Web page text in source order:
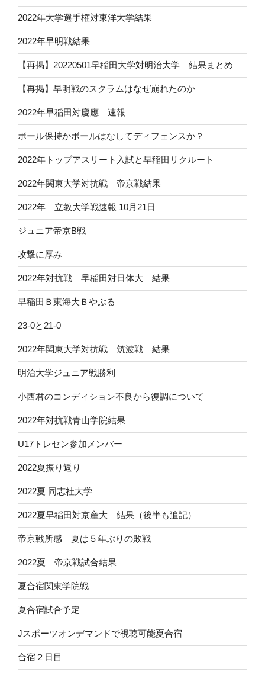
2022年大学選手権対東洋大学結果
2022年早明戦結果
【再掲】20220501早稲田大学対明治大学 結果まとめ
【再掲】早明戦のスクラムはなぜ崩れたのか
2022年早稲田対慶應 速報
ボール保持かボールはなしてディフェンスか？
2022年トップアスリート入試と早稲田リクルート
2022年関東大学対抗戦 帝京戦結果
2022年 立教大学戦速報 10月21日
ジュニア帝京B戦
攻撃に厚み
2022年対抗戦 早稲田対日体大 結果
早稲田Ｂ東海大Ｂやぶる
23-0と21-0
2022年関東大学対抗戦 筑波戦 結果
明治大学ジュニア戦勝利
小西君のコンディション不良から復調について
2022年対抗戦青山学院結果
U17トレセン参加メンバー
2022夏振り返り
2022夏 同志社大学
2022夏早稲田対京産大 結果（後半も追記）
帝京戦所感 夏は５年ぶりの敗戦
2022夏 帝京戦試合結果
夏合宿関東学院戦
夏合宿試合予定
Jスポーツオンデマンドで視聴可能夏合宿
合宿２日目